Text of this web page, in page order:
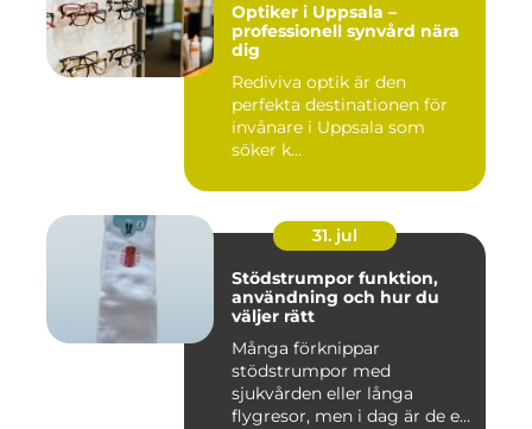
Optiker i Uppsala –
professionell synvård nära
dig
Rediviva optik är den
perfekta destinationen för
invånare i Uppsala som
söker k...
31. jul
Stödstrumpor funktion,
användning och hur du
väljer rätt
Många förknippar
stödstrumpor med
sjukvården eller långa
flygresor, men i dag är de ett